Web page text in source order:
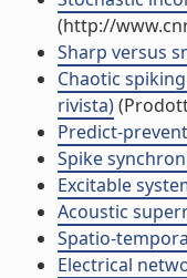
(http://
Sharp versus
Chaotic
rivista)
Predict-
Spike
Excitable
Acoustic
Spatio-
Electrical